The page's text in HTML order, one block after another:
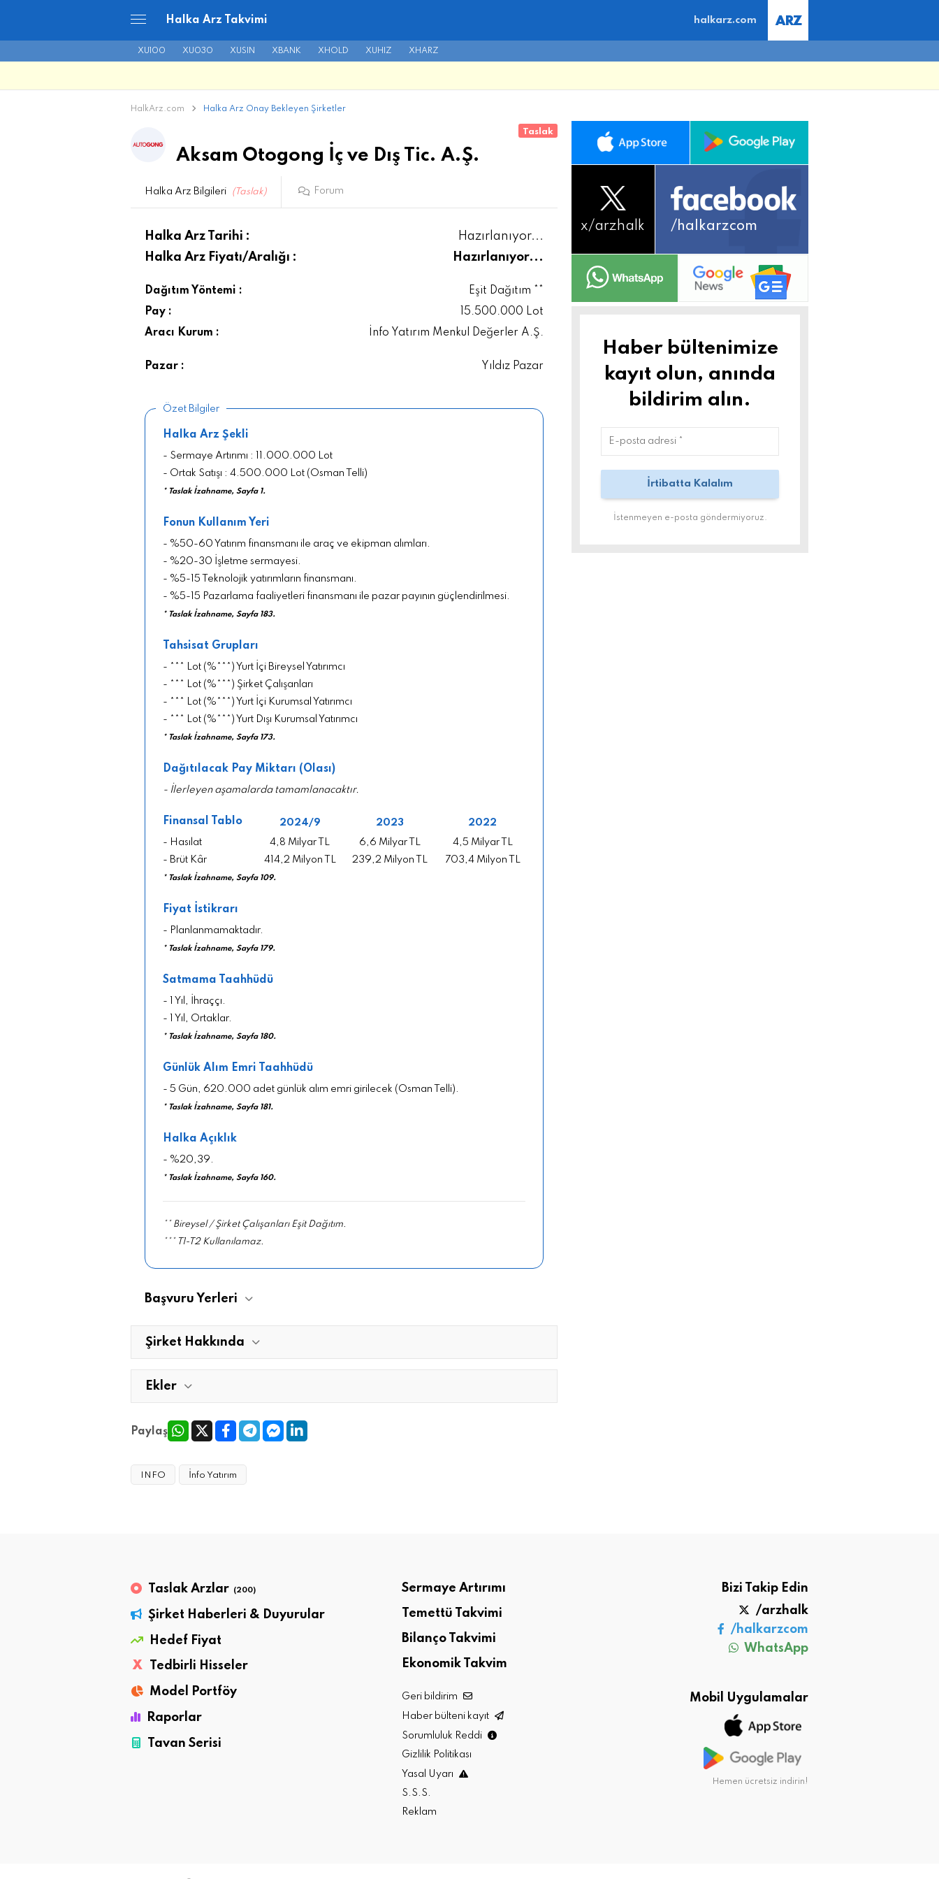
Halka Arz Takvimi halkarz.com
XU100 XU030 XUSIN XBANK XHOLD XUHIZ XHARZ
HalkArz.com Halka Arz Onay Bekleyen Şirketler
Taslak
Aksam Otogong İç ve Dış Tic. A.Ş.
Halka Arz Bilgileri (Taslak) Forum
Halka Arz Tarihi :
Hazırlanıyor...
Halka Arz Fiyatı/Aralığı :
Hazırlanıyor...
Dağıtım Yöntemi :
Eşit Dağıtım **
Pay :
15.500.000 Lot
Aracı Kurum :
İnfo Yatırım Menkul Değerler A.Ş.
Pazar : Yıldız Pazar
Özet Bilgiler
Halka Arz Şekli
- Sermaye Artırımı : 11.000.000 Lot
- Ortak Satışı : 4.500.000 Lot (Osman Telli)
* Taslak İzahname, Sayfa 1.
Fonun Kullanım Yeri
- %50-60 Yatırım finansmanı ile araç ve ekipman alımları.
- %20-30 İşletme sermayesi.
- %5-15 Teknolojik yatırımların finansmanı.
- %5-15 Pazarlama faaliyetleri finansmanı ile pazar payının güçlendirilmesi.
* Taslak İzahname, Sayfa 183.
Tahsisat Grupları
- *** Lot (%***) Yurt İçi Bireysel Yatırımcı
- *** Lot (%***) Şirket Çalışanları
- *** Lot (%***) Yurt İçi Kurumsal Yatırımcı
- *** Lot (%***) Yurt Dışı Kurumsal Yatırımcı
* Taslak İzahname, Sayfa 173.
Dağıtılacak Pay Miktarı (Olası)
- İlerleyen aşamalarda tamamlanacaktır.
Finansal Tablo 2024/9 2023
2022
- Hasılat
4,8 Milyar TL 6,6 Milyar TL
4,5 Milyar TL
- Brüt Kâr
414,2 Milyon TL 239,2 Milyon TL 703,4 Milyon TL
* Taslak İzahname, Sayfa 109.
Fiyat İstikrarı
- Planlanmamaktadır.
* Taslak İzahname, Sayfa 179.
Satmama Taahhüdü
- 1 Yıl, İhraççı.
- 1 Yıl, Ortaklar.
* Taslak İzahname, Sayfa 180.
Günlük Alım Emri Taahhüdü
- 5 Gün, 620.000 adet günlük alım emri girilecek (Osman Telli).
* Taslak İzahname, Sayfa 181.
Halka Açıklık
- %20,39.
* Taslak İzahname, Sayfa 160.
** Bireysel / Şirket Çalışanları Eşit Dağıtım.
*** T1-T2 Kullanılamaz.
Başvuru Yerleri
Şirket Hakkında
Ekler
Paylaş
INFO İnfo Yatırım
x/arzhalk /halkarzcom
Haber bültenimize
kayıt olun, anında
bildirim alın.
İstenmeyen e-posta göndermiyoruz.
Taslak Arzlar (200)
Şirket Haberleri & Duyurular
Hedef Fiyat
X
Tedbirli Hisseler
Model Portföy
Raporlar
Tavan Serisi
Sermaye Artırımı
Temettü Takvimi
Bilanço Takvimi
Ekonomik Takvim
Geri bildirim
Haber bülteni kayıt
Sorumluluk Reddi
Gizlilik Politikası
Yasal Uyarı
S.S.S.
Reklam
Bizi Takip Edin
/arzhalk
/halkarzcom
WhatsApp
Mobil Uygulamalar
Hemen ücretsiz indirin!